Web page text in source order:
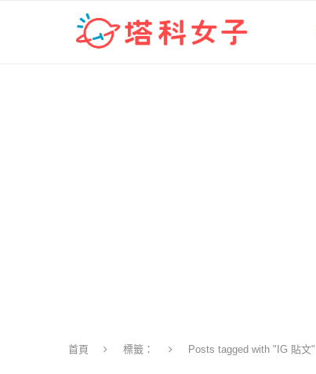
首頁 標籤： Posts tagged with "IG 貼文"